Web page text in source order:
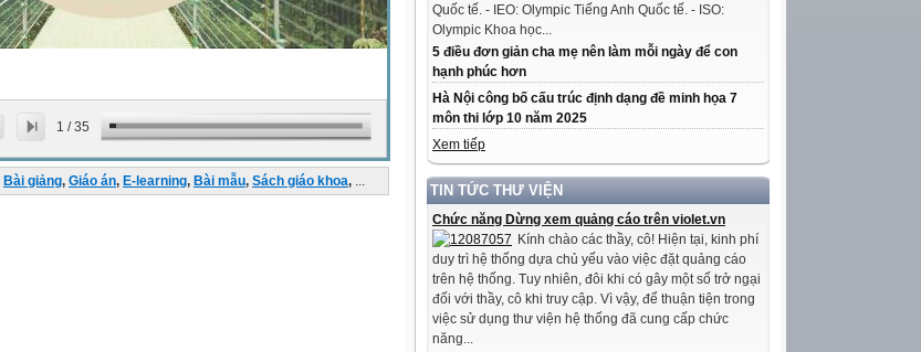
Quốc tế. - IEO: Olympic Tiếng Anh Quốc tế. - ISO:
Olympic Khoa học...
5 điều đơn giản cha mẹ nên làm mỗi ngày để con
hạnh phúc hơn
Hà Nội công bố cấu trúc định dạng đề minh họa 7
môn thi lớp 10 năm 2025
Xem tiếp
TIN TỨC THƯ VIỆN
Chức năng Dừng xem quảng cáo trên violet.vn
Kính chào các thầy, cô! Hiện tại, kinh phí
duy trì hệ thống dựa chủ yếu vào việc đặt quảng cáo
trên hệ thống. Tuy nhiên, đôi khi có gây một số trở ngại
đối với thầy, cô khi truy cập. Vì vậy, để thuận tiện trong
việc sử dụng thư viện hệ thống đã cung cấp chức
năng...
1 /35
Bài giảng, Giáo án, E-learning, Bài mẫu, Sách giáo khoa, ...